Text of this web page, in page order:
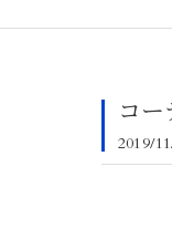
コ
2019/